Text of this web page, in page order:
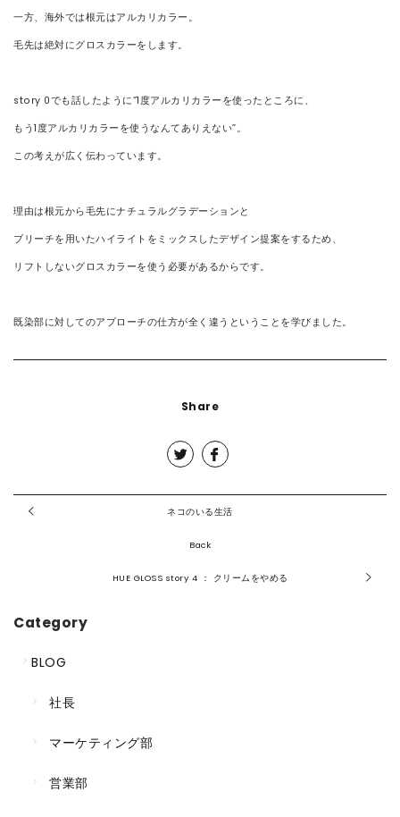
一方、海外では根元はアルカリカラー。
毛先は絶対にグロスカラーをします。
story 0でも話したように“1度アルカリカラーを使ったところに、
もう1度アルカリカラーを使うなんてありえない”。
この考えが広く伝わっています。
理由は根元から毛先にナチュラルグラデーションと
ブリーチを用いたハイライトをミックスしたデザイン提案をするため、
リフトしないグロスカラーを使う必要があるからです。
既染部に対してのアプローチの仕方が全く違うということを学びました。
Share
ネコのいる生活
Back
HUE GLOSS story 4 ： クリームをやめる
Category
BLOG
社長
マーケティング部
営業部